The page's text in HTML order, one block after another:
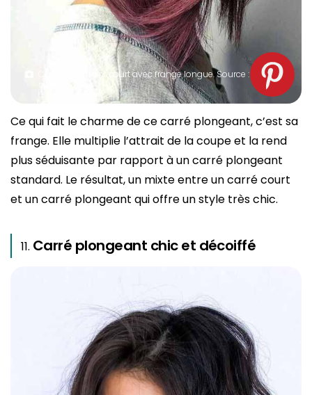
Carré plongeant court avec frange longue. Source :
Ce qui fait le charme de ce carré plongeant, c’est sa
frange. Elle multiplie l’attrait de la coupe et la rend
plus séduisante par rapport à un carré plongeant
standard. Le résultat, un mixte entre un carré court
et un carré plongeant qui offre un style très chic.
Carré plongeant chic et décoiffé